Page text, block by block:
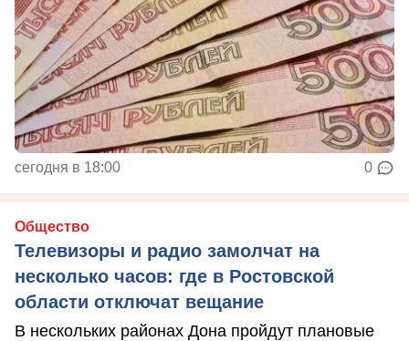
сегодня в 18:00 0
Общество
Телевизоры и радио замолчат на
несколько часов: где в Ростовской
области отключат вещание
В нескольких районах Дона пройдут плановые